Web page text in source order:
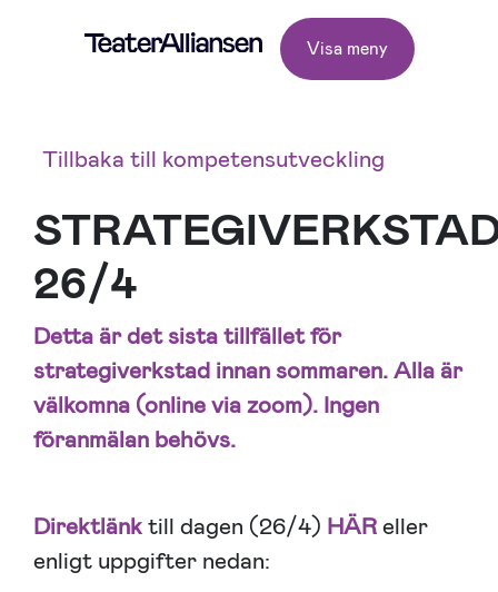
Visa meny
Tillbaka till kompetensutveckling
26/4
Detta är det sista tillfället för
strategiverkstad innan sommaren. Alla är
välkomna (online via zoom). Ingen
föranmälan behövs.
Direktlänktill dagen (26/4) HÄReller
enligt uppgifter nedan: